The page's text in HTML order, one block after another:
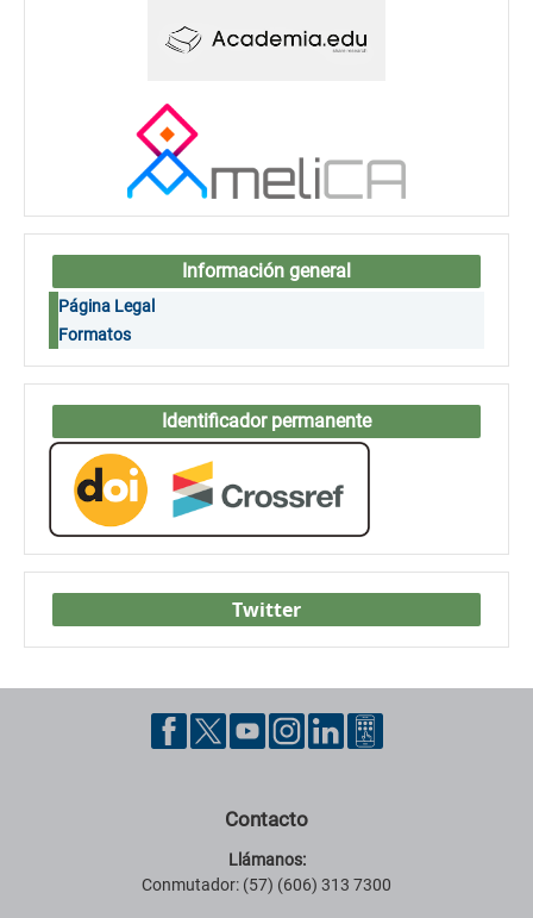
Información general
Página Legal
Formatos
Identificador permanente
Twitter
Contacto
Llámanos:
Conmutador: (57) (606) 313 7300